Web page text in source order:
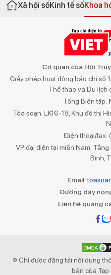
Xã hội sốKinh tế sốKhoa
Cơ quan của Hội
Giấy phép hoạt động báo chí số
Thể thao và Du lịch
Tổng Biên tập:
Tòa soạn: LK16-18, Khu đô thị
Điện thoại/fax:
VP đại diện tại miền Nam:
Bình,
Email:
Đường dây
Liên hệ quảng
® Chỉ được đăng tải nội dung
bản của Tạp